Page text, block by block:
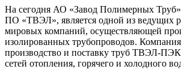
На сегодня АО «Завод Полимерных
ПО «ТВЭЛ», является одной из ведущих
мировых компаний, осуществляющей
изолированных трубопроводов.
производство и поставку труб ТВЭЛ-
сетей отопления, горячего и холодного